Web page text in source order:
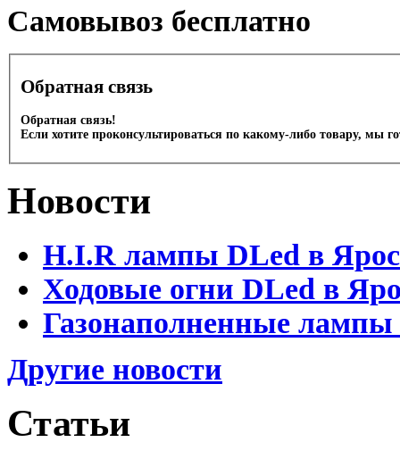
Cамовывоз бесплатно
Обратная связь
Обратная связь!
Если хотите проконсультироваться по какому-либо товару, мы
Новости
H.I.R лампы DLed в
Ходовые огни DLed в
Газонаполненные
Другие новости
Статьи